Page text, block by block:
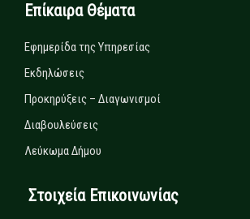
Επίκαιρα Θέματα
Εφημερίδα της Υπηρεσίας
Εκδηλώσεις
Προκηρύξεις – Διαγωνισμοί
Διαβουλεύσεις
Λεύκωμα Δήμου
Στοιχεία Επικοινωνίας